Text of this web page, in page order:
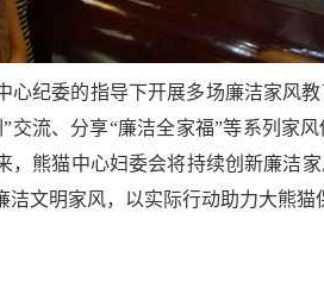
心纪委的指导下开展多场廉洁家风
交流、分享“廉洁全家福”等系列家
，熊猫中心妇委会将持续创新廉洁
文明家风，以实际行动助力大熊猫